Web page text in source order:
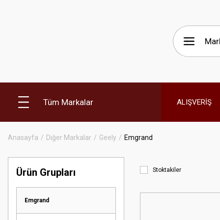
Tüm Markalar ALIŞVERİŞ
Anasayfa Diğer Markalar Geely Emgrand
Ürün Grupları
Emgrand
Stoktakiler